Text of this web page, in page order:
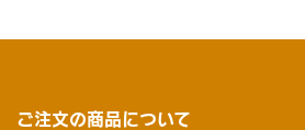
ご注文の商品について